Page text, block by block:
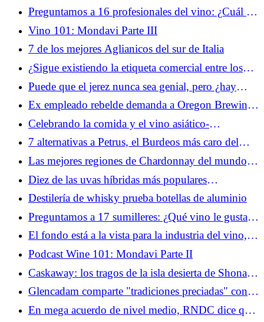
Preguntamos a 16 profesionales del vino: ¿Cuál es
su vino de ganga? (2026)
Vino 101: Mondavi Parte III
7 de los mejores Aglianicos del sur de Italia
¿Sigue existiendo la etiqueta comercial entre los
bartenders?
Puede que el jerez nunca sea genial, pero ¿hay
esperanza para su uva exclusiva Palomino?
Ex empleado rebelde demanda a Oregon Brewing
tras despidos masivos
Celebrando la comida y el vino asiático-
estadounidense, AAPI Food & Wine llegará a
Nueva York en marzo
7 alternativas a Petrus, el Burdeos más caro del
mundo
Las mejores regiones de Chardonnay del mundo,
mapeadas
Diez de las uvas híbridas más populares
(infografía)
Destilería de whisky prueba botellas de aluminio
Preguntamos a 17 sumilleres: ¿Qué vino le gustaría
que la gente pidiera más? (2026)
El fondo está a la vista para la industria del vino,
según el informe 2026 del Silicon Valley Bank
Podcast Wine 101: Mondavi Parte II
Caskaway: los tragos de la isla desierta de Shona
Macleod
Glencadam comparte "tradiciones preciadas" con la
apertura de su primer centro de visitantes
En mega acuerdo de nivel medio, RNDC dice que